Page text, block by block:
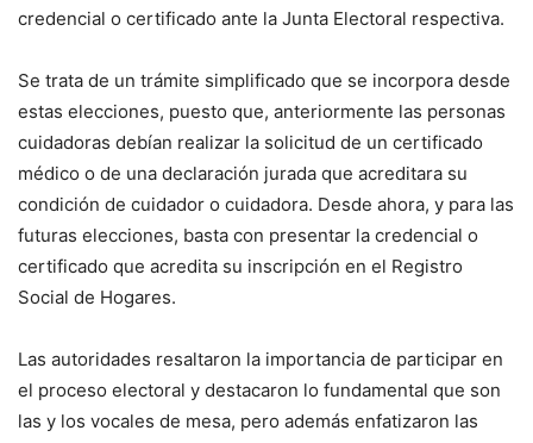
credencial o certificado ante la Junta Electoral respectiva.
Se trata de un trámite simplificado que se incorpora desde
estas elecciones, puesto que, anteriormente las personas
cuidadoras debían realizar la solicitud de un certificado
médico o de una declaración jurada que acreditara su
condición de cuidador o cuidadora. Desde ahora, y para las
futuras elecciones, basta con presentar la credencial o
certificado que acredita su inscripción en el Registro
Social de Hogares.
Las autoridades resaltaron la importancia de participar en
el proceso electoral y destacaron lo fundamental que son
las y los vocales de mesa, pero además enfatizaron las